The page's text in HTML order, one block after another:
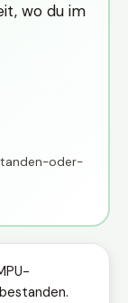
wo du im
oder-